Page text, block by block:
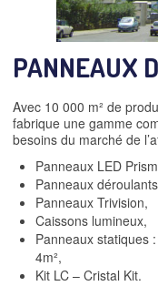
PANNEAUX
Avec 10 000 m² de
fabrique une gamme
besoins du marché de
Panneaux LED
Panneaux
Panneaux Trivision,
Caissons lumineux,
Panneaux statiques
4m²,
Kit LC – Cristal Kit.